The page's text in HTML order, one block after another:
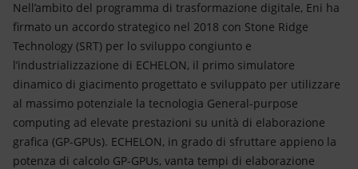
Nell’ambito del programma di trasformazione digitale, Eni ha
firmato un accordo strategico nel 2018 con Stone Ridge
Technology (SRT) per lo sviluppo congiunto e
l’industrializzazione di ECHELON, il primo simulatore
dinamico di giacimento progettato e sviluppato per utilizzare
al massimo potenziale la tecnologia General-purpose
computing ad elevate prestazioni su unità di elaborazione
grafica (GP-GPUs). ECHELON, in grado di sfruttare appieno la
potenza di calcolo GP-GPUs, vanta tempi di elaborazione